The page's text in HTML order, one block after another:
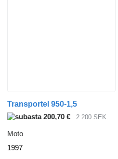
Transportel 950-1,5
200,70 €
2.200 SEK
Moto
1997